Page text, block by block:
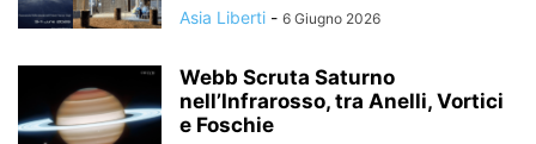
Asia Liberti - 6 Giugno 2026
Webb Scruta Saturno
nell’Infrarosso, tra Anelli, Vortici
e Foschie